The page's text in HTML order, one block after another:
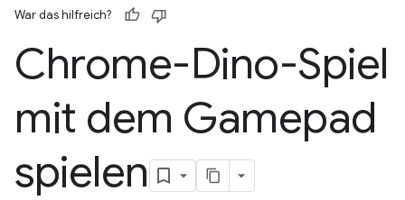
War das hilfreich?
Chrome-Dino-Spiel
mit dem Gamepad
spielen